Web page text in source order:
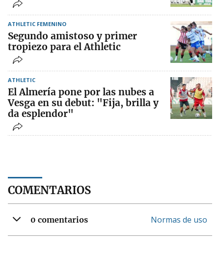
ATHLETIC FEMENINO
Segundo amistoso y primer
tropiezo para el Athletic
ATHLETIC
El Almería pone por las nubes a
Vesga en su debut: "Fija, brilla y
da esplendor"
COMENTARIOS
0 comentarios Normas de uso